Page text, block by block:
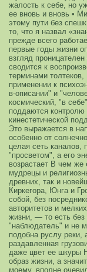
жалость к себе, но
ее вновь и вновь •
этому пути без
то, что я назвал
прежде всего
первые годы жизни
взгляд
сводится к
терминами толтеков,
применении к
в-описании" и
космический, "в
поддаются
кинестетической
Это выражается в
особенно от
целая сеть каналов,
"просветом", а его
возрастает В чем же
мудрецы и
древних, так и
Киркегора, Юнга и
собой, без
авторитетов и
жизни, — то есть без
"наблюдатель" и не
подобна руслу
раздавленная
даже цвет ее шкуры
образ жизни, а
моему, вполне